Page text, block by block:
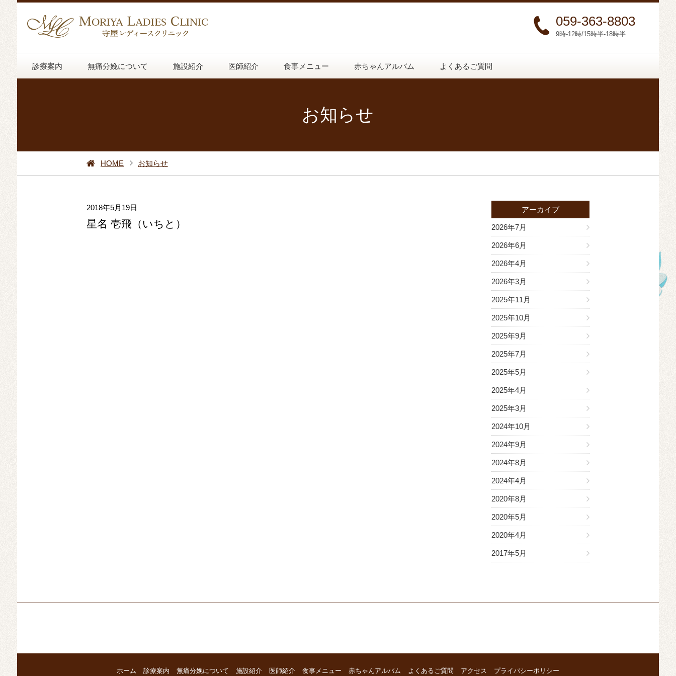
059-363-8803
9時-12時/15時半-18時半
診療案内 無痛分娩について 施設紹介 医師紹介 食事メニュー 赤ちゃんアルバム よくあるご質問
お知らせ
HOME お知らせ
2018年5月19日
星名 壱飛（いちと）
アーカイブ
2026年7月
2026年6月
2026年4月
2026年3月
2025年11月
2025年10月
2025年9月
2025年7月
2025年5月
2025年4月
2025年3月
2024年10月
2024年9月
2024年8月
2024年4月
2020年8月
2020年5月
2020年4月
2017年5月
ホーム 診療案内 無痛分娩について 施設紹介 医師紹介 食事メニュー 赤ちゃんアルバム よくあるご質問 アクセス プライバシーポリシー